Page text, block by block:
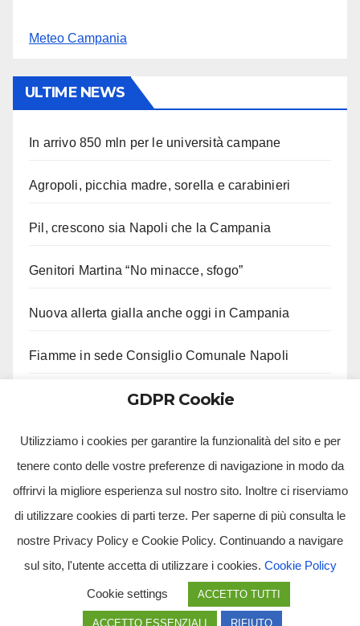
Meteo Campania
ULTIME NEWS
In arrivo 850 mln per le università campane
Agropoli, picchia madre, sorella e carabinieri
Pil, crescono sia Napoli che la Campania
Genitori Martina “No minacce, sfogo”
Nuova allerta gialla anche oggi in Campania
Fiamme in sede Consiglio Comunale Napoli
Castello di Cisterna, carabinieri controllano
Tv Multimidia Srl - Via Giulio Natta, SNC, 80126, Napoli (NA).
giornalistica registrata presso il Tribunale di Santa Maria Capua Vetere CE. Tutti i diritti riservati.
GDPR Cookie
Utilizziamo i cookies per garantire la funzionalità del sito e per
tenere conto delle vostre preferenze di navigazione in modo da
offrirvi la migliore esperienza sul nostro sito. Inoltre ci riserviamo
di utilizzare cookies di parti terze. Per saperne di più consulta le
nostre Privacy Policy e Cookie Policy. Continuando a navigare
sul sito, l'utente accetta di utilizzare i cookies. Cookie Policy
Cookie settings ACCETTO TUTTI
ACCETTO ESSENZIALI RIFIUTO